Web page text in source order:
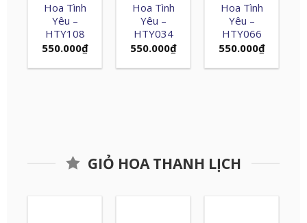
Hoa Tình
Yêu –
HTY108
550.000₫
Hoa Tình
Yêu –
HTY034
550.000₫
Hoa Tình
Yêu –
HTY066
550.000₫
GIỎ HOA THANH LỊCH